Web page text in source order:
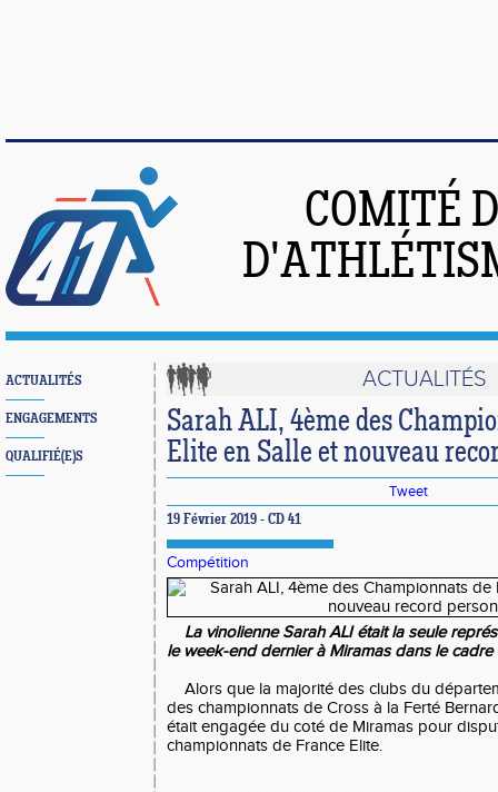
COMITÉ
ACTUALITÉS
ENGAGEMENTS
QUALIFIÉ(E)S
ACTUALITÉS
Sarah ALI, 4ème des
Elite en Salle et nouveau
Tweet
19 Février 2019 - CD 41
Compétition
La vinolienne Sarah ALI était la seule
le week-end dernier à Miramas dans le
Alors que la majorité des clubs du
des championnats de Cross à la Ferté
était engagée du coté de Miramas pour
championnats de France Elite.